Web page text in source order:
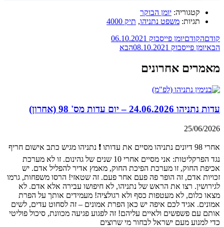
קטגוריה: יומן הבוקר
תגיות: משפט נתניהו, תיק 4000
קודםהקודםיומן פייסבוק 06.10.2021
הבאיומן פייסבוק 08.10.2021 הבא
מאמרים אחרונים
עדות נתניהו 24.06.2026 – יום עדות מס' 98 (אחרון)
25/06/2026
אחרי 98 דיונים נתניהו מסיים את עדותו ❗ נתניהו מגיש כתב אישום חריף
נגד הפרקליטות: אני מסיים אחרי 10 שנים של גהינום. זו לא מערכת
אכיפת החוק, זו מערכת הפיכת החוק, מאמץ אדיר להפליל אדם. יש
זכויות אדם, זה הופר פה פעם אחר פעם. זה שטאזי! הרסו משפחות, גרמו
לגירושין. רצו את הראש של נתניהו, לא חיפושו עבירה אלא אדם. לא
מצאו כלום, לא מעטפות כסף ולא רגולציה! מעמידים אותך על הפרת
אמונים. אגיד לכם איפה יש כאן הפרת אמונים – זה לסחוט עדים, לשים
אותם עם פשפשים ולאיים עליהם! זה לפגוע פגיעה מכוונת, סיכול פוליטי
כדי למנוע מעם ישראל לבחור מי שרוצים